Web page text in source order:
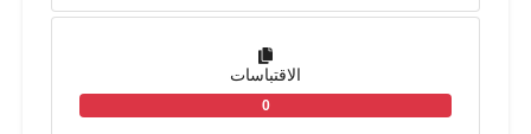
الاقتباسات
0